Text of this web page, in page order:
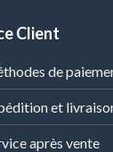
Client
de
et
après vente